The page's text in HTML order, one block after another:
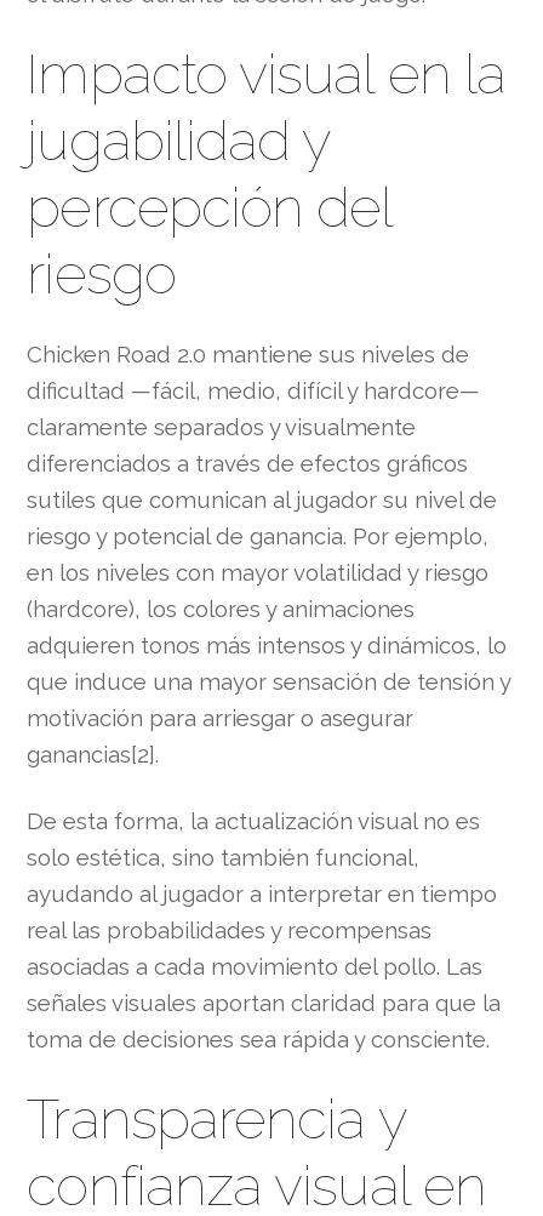
Impacto visual en la
jugabilidad y
percepción del
riesgo
Chicken Road 2.0 mantiene sus niveles de
dificultad —fácil, medio, difícil y hardcore—
claramente separados y visualmente
diferenciados a través de efectos gráficos
sutiles que comunican al jugador su nivel de
riesgo y potencial de ganancia. Por ejemplo,
en los niveles con mayor volatilidad y riesgo
(hardcore), los colores y animaciones
adquieren tonos más intensos y dinámicos, lo
que induce una mayor sensación de tensión y
motivación para arriesgar o asegurar
ganancias[2].
De esta forma, la actualización visual no es
solo estética, sino también funcional,
ayudando al jugador a interpretar en tiempo
real las probabilidades y recompensas
asociadas a cada movimiento del pollo. Las
señales visuales aportan claridad para que la
toma de decisiones sea rápida y consciente.
Transparencia y
confianza visual en